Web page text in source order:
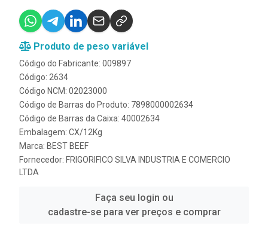
Produto de peso variável
Código do Fabricante: 009897
Código: 2634
Código NCM: 02023000
Código de Barras do Produto: 7898000002634
Código de Barras da Caixa: 40002634
Embalagem: CX/12Kg
Marca: BEST BEEF
Fornecedor: FRIGORIFICO SILVA INDUSTRIA E COMERCIO
LTDA
Faça seu login ou
cadastre-se para ver preços e comprar